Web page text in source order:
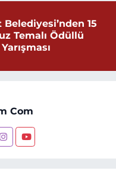
Belediyesi’nden 15
Temalı Ödüllü
Com